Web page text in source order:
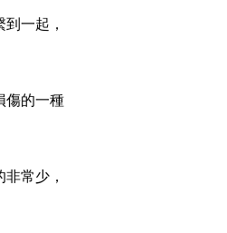
一起，
傷的一種
常少，